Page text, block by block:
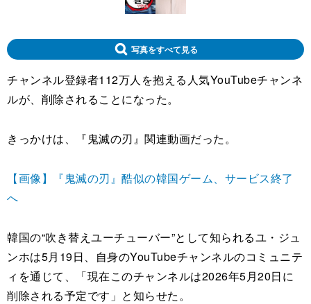
写真をすべて見る
チャンネル登録者112万人を抱える人気YouTubeチャンネ
ルが、削除されることになった。
きっかけは、『鬼滅の刃』関連動画だった。
【画像】『鬼滅の刃』酷似の韓国ゲーム、サービス終了
へ
韓国の“吹き替えユーチューバー”として知られるユ・ジュ
ンホは5月19日、自身のYouTubeチャンネルのコミュニテ
ィを通じて、「現在このチャンネルは2026年5月20日に
削除される予定です」と知らせた。